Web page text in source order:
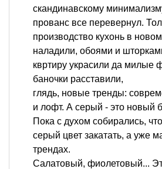
скандинавскому
прованс все перевернул.
производство кухонь в
наладили, обоями и
квртиру украсили да милые
баночки расставили,
глядь, новые тренды:
и лофт. А серый - это новый
Пока с духом собирались,
серый цвет закатать, а уже
трендах.
Салатовый, фиолетовый...